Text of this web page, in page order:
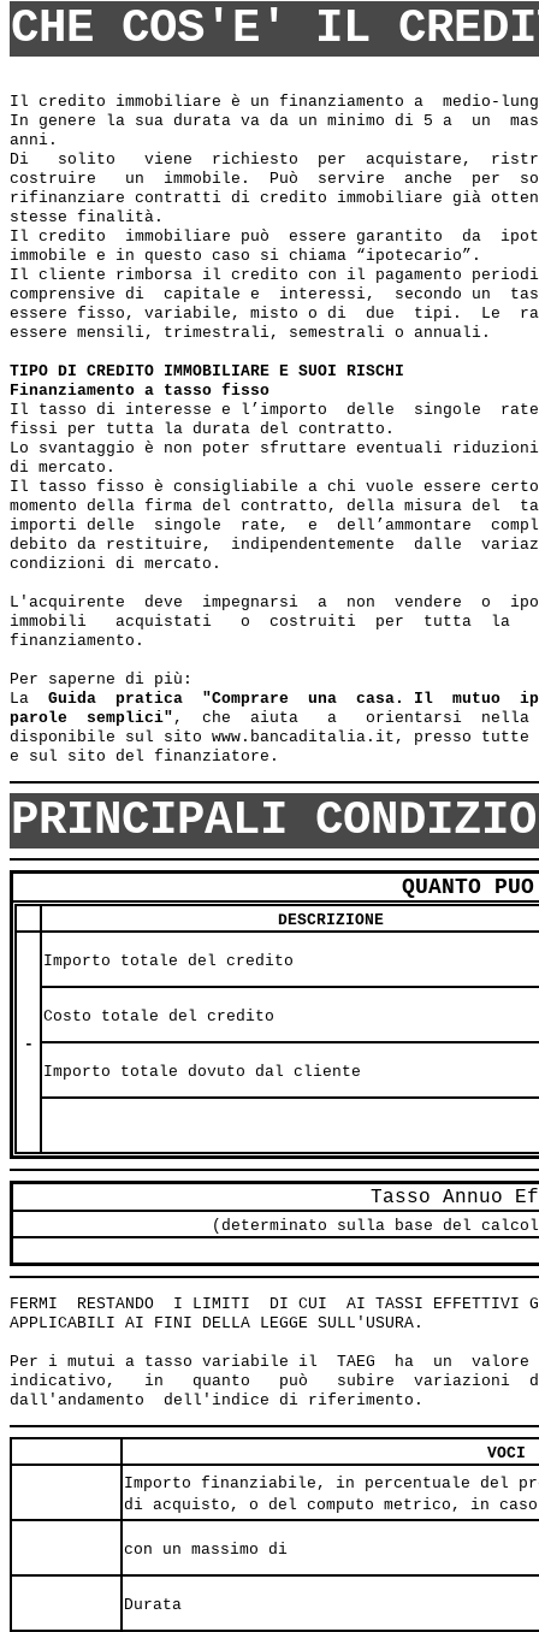
CHE COS'E' IL
Il credito immobiliare è un finanziamento a  medio-
In genere la sua durata va da un minimo di 5 a  un
anni.
Di   solito   viene  richiesto  per  acquistare,
costruire   un  immobile.  Può  servire  anche  per
rifinanziare contratti di credito immobiliare già
stesse finalità.
Il credito  immobiliare può  essere garantito  da
immobile e in questo caso si chiama “ipotecario”.
Il cliente rimborsa il credito con il pagamento
comprensive di  capitale e  interessi,  secondo un
essere fisso, variabile, misto o di  due  tipi.  Le
essere mensili, trimestrali, semestrali o annuali.
TIPO DI CREDITO IMMOBILIARE E SUOI RISCHI
Finanziamento a tasso fisso
Il tasso di interesse e l’importo  delle  singole  rate
fissi per tutta la durata del contratto.
Lo svantaggio è non poter sfruttare eventuali
di mercato.
Il tasso fisso è consigliabile a chi vuole essere
momento della firma del contratto, della misura del
importi delle  singole  rate,  e  dell’ammontare
debito da restituire,  indipendentemente  dalle
condizioni di mercato.
L'acquirente  deve  impegnarsi  a  non  vendere  o
immobili   acquistati   o  costruiti  per  tutta  la
finanziamento.
Per saperne di più:
La Guida  pratica  "Comprare  una  casa. Il  mutuo
parole  semplici" ,  che  aiuta   a   orientarsi
disponibile sul sito www.bancaditalia.it, presso
PRINCIPALI
QUANTO
DESCRIZIONE
-
Importo totale del credito
Costo totale del credito
Importo totale dovuto dal cliente
Tasso Annuo
(determinato sulla base del
FERMI  RESTANDO  I LIMITI  DI CUI  AI TASSI EFFETTIVI
APPLICABILI AI FINI DELLA LEGGE SULL'USURA.
Per i mutui a tasso variabile il  TAEG  ha  un  valore
indicativo,   in   quanto   può   subire  variazioni
VOCI
Importo finanziabile, in percentuale del
di acquisto, o del computo metrico, in
con un massimo di
Durata